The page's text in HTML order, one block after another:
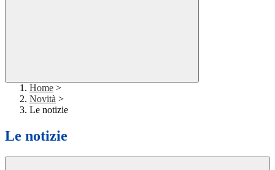
Home >
Novità >
Le notizie
Le notizie